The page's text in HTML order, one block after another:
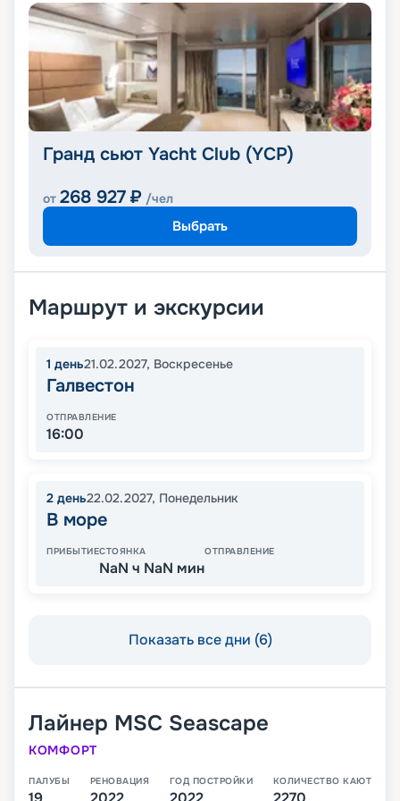
Гранд сьют Yacht Club (YCP)
от 268 927 ₽ /чел
Выбрать
Маршрут и экскурсии
1 день21.02.2027, Воскресенье
Галвестон
ОТПРАВЛЕНИЕ
16:00
2 день22.02.2027, Понедельник
В море
ПРИБЫТИЕСТОЯНКА
NaN ч NaN мин
ОТПРАВЛЕНИЕ
Показать все дни (6)
Лайнер MSC Seascape
КОМФОРТ
ПАЛУБЫ РЕНОВАЦИЯ ГОД ПОСТРОЙКИ КОЛИЧЕСТВО КАЮТ